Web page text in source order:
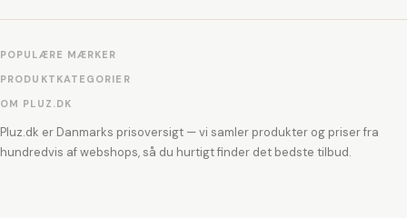
POPULÆRE MÆRKER
PRODUKTKATEGORIER
OM PLUZ.DK
Pluz.dk er Danmarks prisoversigt — vi samler produkter og priser fra
hundredvis af webshops, så du hurtigt finder det bedste tilbud.